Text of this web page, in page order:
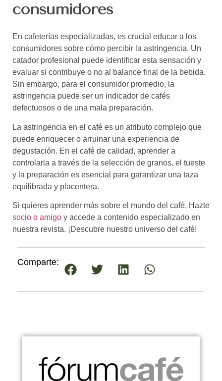
consumidores
En cafeterías especializadas, es crucial educar a los
consumidores sobre cómo percibir la astringencia. Un
catador profesional puede identificar esta sensación y
evaluar si contribuye o no al balance final de la bebida.
Sin embargo, para el consumidor promedio, la
astringencia puede ser un indicador de cafés
defectuosos o de una mala preparación.
La astringencia en el café es un atributo complejo que
puede enriquecer o arruinar una experiencia de
degustación. En el café de calidad, aprender a
controlarla a través de la selección de granos, el tueste
y la preparación es esencial para garantizar una taza
equilibrada y placentera.
Si quieres aprender más sobre el mundo del café, Hazte
socio o amigo y accede a contenido especializado en
nuestra revista. ¡Descubre nuestro universo del café!
Comparte: